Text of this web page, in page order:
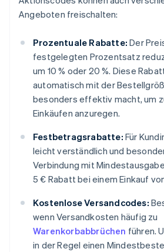
Angeboten freischalten:
Prozentuale Rabatte: Der
festgelegten Prozentsatz
um 10 % oder 20 %. Diese
automatisch mit der
besonders effektiv macht, um
Einkäufen anzuregen.
Festbetragsrabatte: Für
leicht verständlich und
Verbindung mit
5 € Rabatt bei einem Einkauf
Kostenlose Versandcodes:
wenn Versandkosten häufig zu
Warenkorbabbrüchen führen.
in der Regel einen